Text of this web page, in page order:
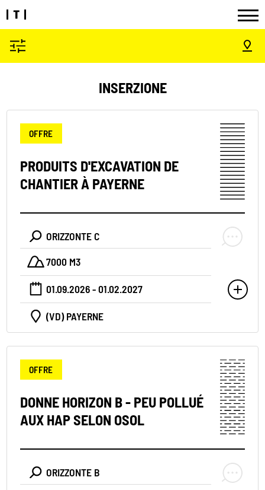
INSERZIONE
OFFRE
PRODUITS D'EXCAVATION DE
CHANTIER À PAYERNE
ORIZZONTE C
7000 M3
01.09.2026 - 01.02.2027
(VD) PAYERNE
OFFRE
DONNE HORIZON B - PEU POLLUÉ
AUX HAP SELON OSOL
ORIZZONTE B